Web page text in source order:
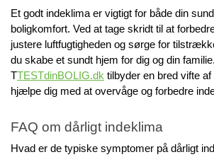
Et godt indeklima er vigtigt for både din
boligkomfort. Ved at tage skridt til at
justere luftfugtigheden og sørge for
du skabe et sundt hjem for dig og din familie.
TTESTdinBOLIG.dk tilbyder en bred vifte
hjælpe dig med at overvåge og forbedre
FAQ om dårligt indeklima
Hvad er de typiske symptomer på dårligt